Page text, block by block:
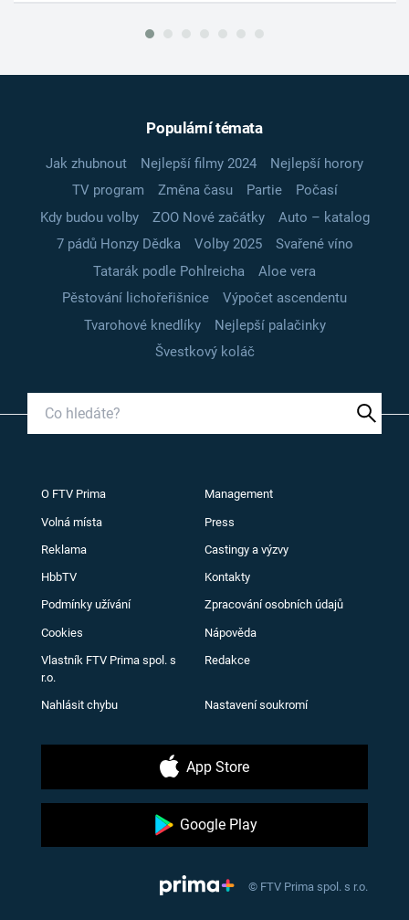
Populární témata
Jak zhubnout Nejlepší filmy 2024
Nejlepší horory
TV program
Změna času Partie
Počasí
Kdy budou volby
ZOO Nové začátky
Auto – katalog
7 pádů Honzy Dědka
Volby 2025
Svařené víno
Tatarák podle Pohlreicha
Aloe vera
Pěstování lichořeřišnice
Výpočet ascendentu
Tvarohové knedlíky
Nejlepší palačinky
Švestkový koláč
O FTV Prima Management
Volná místa Press
Reklama Castingy a výzvy
HbbTV Kontakty
Podmínky užívání Zpracování osobních údajů
Cookies Nápověda
Vlastník FTV Prima spol. s
r.o.
Redakce
Nahlásit chybu Nastavení soukromí
App Store
Google Play
© FTV Prima spol. s r.o.